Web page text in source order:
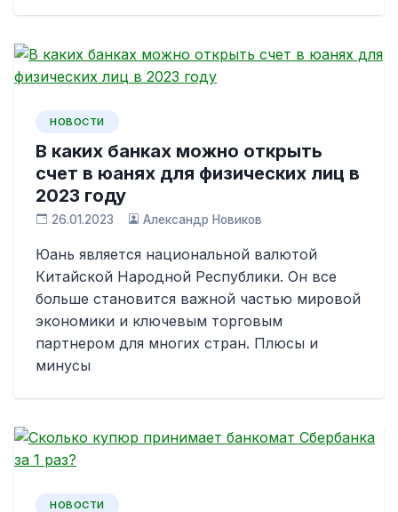
НОВОСТИ
В каких банках можно открыть
счет в юанях для физических лиц в
2023 году
26.01.2023 Александр Новиков
Юань является национальной валютой
Китайской Народной Республики. Он все
больше становится важной частью мировой
экономики и ключевым торговым
партнером для многих стран. Плюсы и
минусы
НОВОСТИ